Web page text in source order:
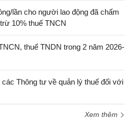
lần cho người lao động đã chấm
10% thuế TNCN
thuế TNDN trong 2 năm 2026-
Thông tư về quản lý thuế đối với
Xem thêm